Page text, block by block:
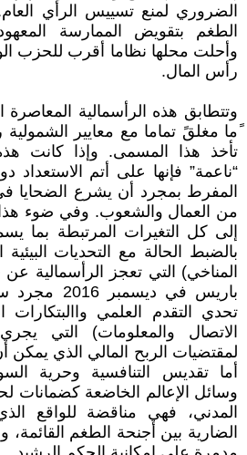
الضروري لمنع تسييس الرأي
الطغم بتقويض الممارسة
وأحلت محلها نظاما أقرب للحزب
رأس المال.
وتتطابق هذه الرأسمالية المعاصرة
ًما مغلقً تماما مع معايير
تأخذ هذا المسمى. وإذا كانت
“ناعمة” فإنها على أتم الاستعداد
المفرط بمجرد أن يشرع الضحايا في
من العمال والشعوب. وفي ضوء هذا
إلى كل التغيرات المرتبطة بما
بالضبط الحالة مع التحديات البيئية
المناخي) التي تعجز الرأسمالية
باريس في
تحدي التقدم العلمي واالبتكارات
الاتصال والمعلومات) التي
لمقتضيات الربح المالي الذي يمكن
أما تقديس التنافسية وحرية
وسائل الإعالم الخاضعة كضمانات
المدني، فهي مناقضة للواقع
الضارية بين أجنحة الطغم القائمة،